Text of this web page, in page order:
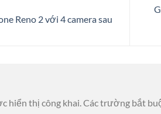
Reno 2 với 4 camera sau
hiển thị công khai.Các trường bắt